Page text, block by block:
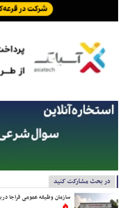
در بحث مشارکت کنید
سازمان وظیفه عمومی فراجا